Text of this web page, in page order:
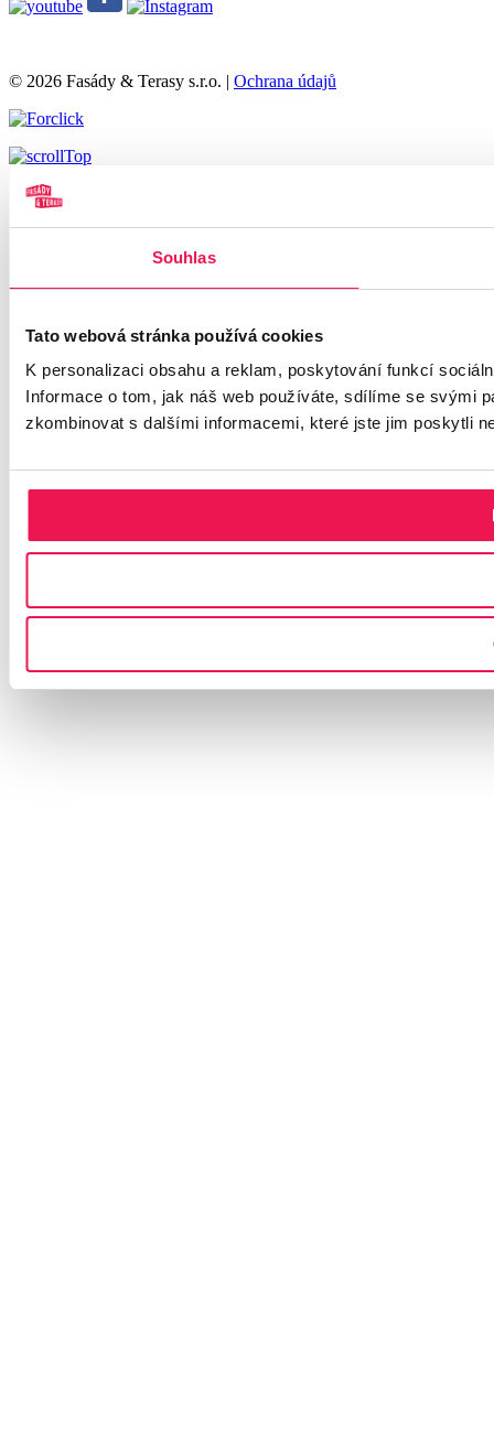
Souhlas
Tato webová stránka používá cookies
K personalizaci obsahu a reklam, poskytování funkcí
Informace o tom, jak náš web používáte, sdílíme se svými
zkombinovat s dalšími informacemi, které jste jim poskytli
© 2026 Fasády & Terasy s.r.o. | Ochrana údajů